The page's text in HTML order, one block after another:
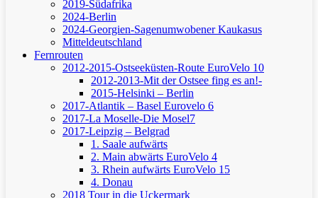
2019-Südafrika
2024-Berlin
2024-Georgien-Sagenumwobener Kaukasus
Mitteldeutschland
Fernrouten
2012-2015-Ostseeküsten-Route EuroVelo 10
2012-2013-Mit der Ostsee fing es an!-
2015-Helsinki – Berlin
2017-Atlantik – Basel Eurovelo 6
2017-La Moselle-Die Mosel7
2017-Leipzig – Belgrad
1. Saale aufwärts
2. Main abwärts EuroVelo 4
3. Rhein aufwärts EuroVelo 15
4. Donau
2018 Tour in die Uckermark